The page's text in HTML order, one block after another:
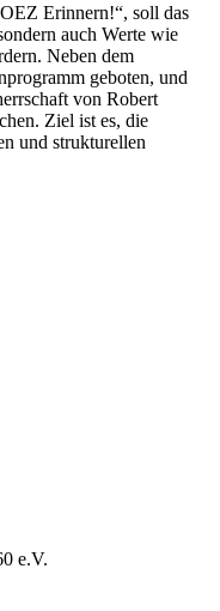
Erinnern!“, soll das
auch Werte wie
Neben dem
geboten, und
von Robert
Ziel ist es, die
und strukturellen
e.V.